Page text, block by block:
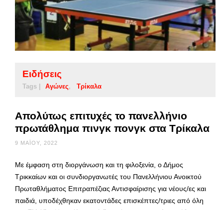
Ειδήσεις
Tags | Αγώνες Τρίκαλα
Απολύτως επιτυχές το πανελλήνιο
πρωτάθλημα πινγκ πονγκ στα Τρίκαλα
9 ΜΑΪ́ΟΥ, 2022
Με έμφαση στη διοργάνωση και τη φιλοξενία, ο Δήμος
Τρικκαίων και οι συνδιοργανωτές του Πανελλήνιου Ανοικτού
Πρωταθλήματος Επιτραπέζιας Αντισφαίρισης για νέους/ες και
παιδιά, υποδέχθηκαν εκατοντάδες επισκέπτες/τριες από όλη